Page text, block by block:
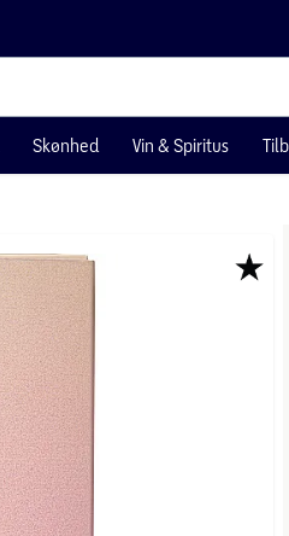
Skønhed Vin & Spiritus